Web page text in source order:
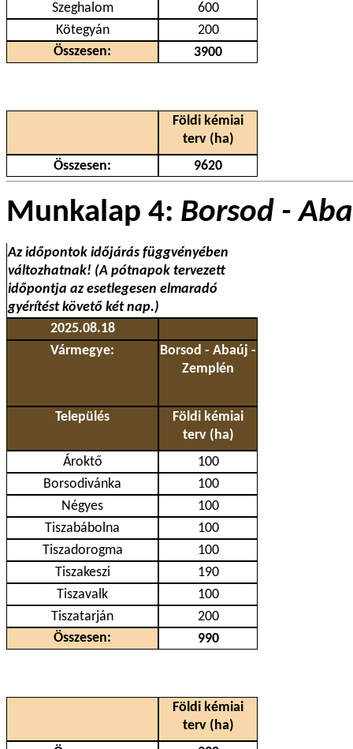
Szeghalom
600
Kötegyán
200
Összesen:
3900
Földi kémiai
terv (ha)
Összesen:
9620
Munkalap 4: Borsod -
Az időpontok időjárás függvényében
változhatnak! (A pótnapok tervezett
időpontja az esetlegesen elmaradó
gyérítést követő két nap.)
2025.08.18
Vármegye:
Borsod - Abaúj -
Zemplén
Település
Földi kémiai
terv (ha)
Ároktő
100
Borsodivánka
100
Négyes
100
Tiszabábolna
100
Tiszadorogma
100
Tiszakeszi
190
Tiszavalk
100
Tiszatarján
200
Összesen:
990
Földi kémiai
terv (ha)